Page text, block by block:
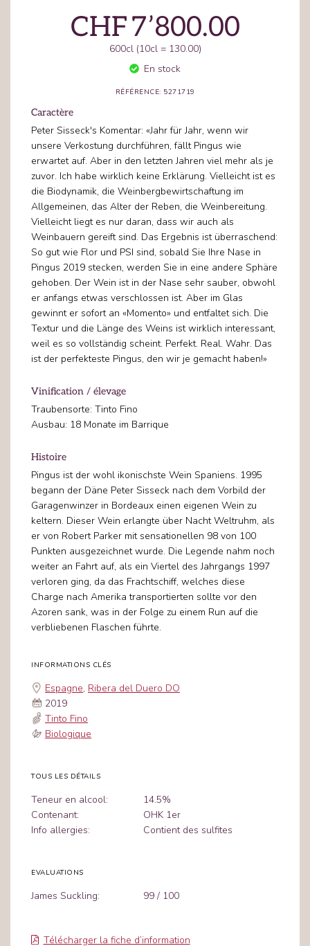
CHF7’800.00
600cl (10cl = 130.00)
En stock
RÉFÉRENCE: 5271719
Caractère
Peter Sisseck's Komentar: «Jahr für Jahr, wenn wir
unsere Verkostung durchführen, fällt Pingus wie
erwartet auf. Aber in den letzten Jahren viel mehr als je
zuvor. Ich habe wirklich keine Erklärung. Vielleicht ist es
die Biodynamik, die Weinbergbewirtschaftung im
Allgemeinen, das Alter der Reben, die Weinbereitung.
Vielleicht liegt es nur daran, dass wir auch als
Weinbauern gereift sind. Das Ergebnis ist überraschend:
So gut wie Flor und PSI sind, sobald Sie Ihre Nase in
Pingus 2019 stecken, werden Sie in eine andere Sphäre
gehoben. Der Wein ist in der Nase sehr sauber, obwohl
er anfangs etwas verschlossen ist. Aber im Glas
gewinnt er sofort an «Momento» und entfaltet sich. Die
Textur und die Länge des Weins ist wirklich interessant,
weil es so vollständig scheint. Perfekt. Real. Wahr. Das
ist der perfekteste Pingus, den wir je gemacht haben!»
Vinification / élevage
Traubensorte: Tinto Fino
Ausbau: 18 Monate im Barrique
Histoire
Pingus ist der wohl ikonischste Wein Spaniens. 1995
begann der Däne Peter Sisseck nach dem Vorbild der
Garagenwinzer in Bordeaux einen eigenen Wein zu
keltern. Dieser Wein erlangte über Nacht Weltruhm, als
er von Robert Parker mit sensationellen 98 von 100
Punkten ausgezeichnet wurde. Die Legende nahm noch
weiter an Fahrt auf, als ein Viertel des Jahrgangs 1997
verloren ging, da das Frachtschiff, welches diese
Charge nach Amerika transportierten sollte vor den
Azoren sank, was in der Folge zu einem Run auf die
verbliebenen Flaschen führte.
INFORMATIONS CLÉS
Espagne, Ribera del Duero DO
2019
Tinto Fino
Biologique
TOUS LES DÉTAILS
Teneur en alcool:
14.5%
Contenant:
OHK 1er
Info allergies:
Contient des sulfites
EVALUATIONS
James Suckling: 99 / 100
Télécharger la fiche d’information